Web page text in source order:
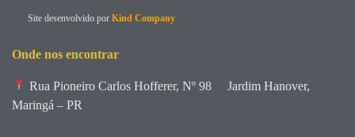
Site desenvolvido por Kind Company
Onde nos encontrar
Rua Pioneiro Carlos Hofferer, Nº 98
Jardim Hanover,
Maringá – PR